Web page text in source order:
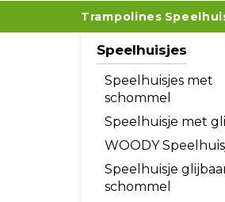
Trampolines
Speelhuisjes
Speelhuisjes met
schommel
Speelhuisje met
WOODY
Speelhuisje
schommel